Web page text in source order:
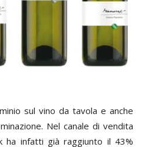
sul vino da tavola e anche
Nel canale di vendita
ha infatti già raggiunto il 43%